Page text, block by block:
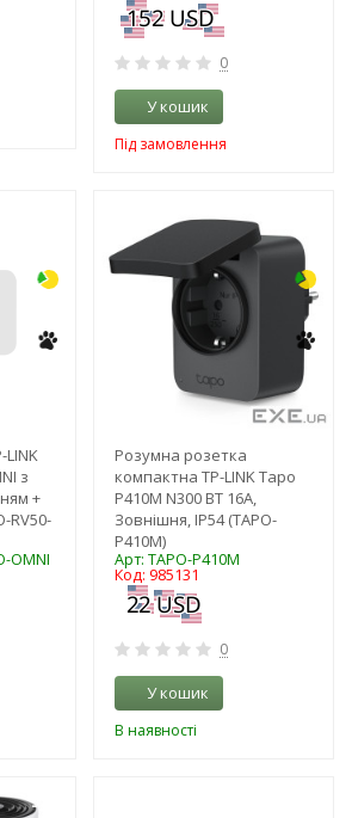
0
У кошик
Під замовлення
з
+
RV50-
OMNI
Розумна розетка
компактна TP-LINK Tapo
P410M N300 BT 16A,
Зовнішня, IP54 (TAPO-
P410M)
Арт: TAPO-P410M
Код: 985131
0
У кошик
В наявності
-3%